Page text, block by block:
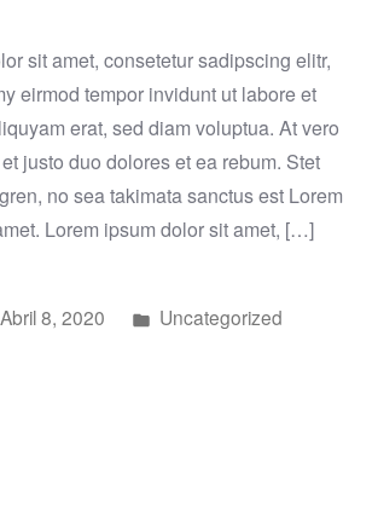
sit amet, consetetur sadipscing elitr,
eirmod tempor invidunt ut labore et
erat, sed diam voluptua. At vero
justo duo dolores et ea rebum. Stet
no sea takimata sanctus est Lorem
Lorem ipsum dolor sit amet, […]
Abril 8, 2020
Publicado
Uncategorized